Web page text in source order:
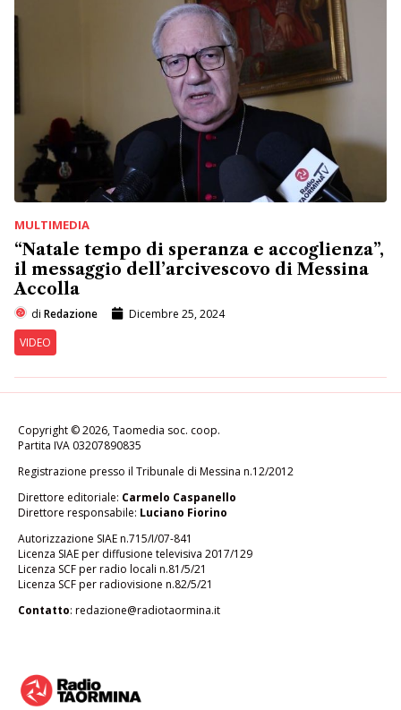
MULTIMEDIA
“Natale tempo di speranza e accoglienza”,
il messaggio dell’arcivescovo di Messina
Accolla
di Redazione
Dicembre 25, 2024
VIDEO
Copyright © 2026, Taomedia soc. coop.
Partita IVA 03207890835
Registrazione presso il Tribunale di Messina n.12/2012
Direttore editoriale: Carmelo Caspanello
Direttore responsabile: Luciano Fiorino
Autorizzazione SIAE n.715/I/07-841
Licenza SIAE per diffusione televisiva 2017/129
Licenza SCF per radio locali n.81/5/21
Licenza SCF per radiovisione n.82/5/21
Contatto: redazione@radiotaormina.it